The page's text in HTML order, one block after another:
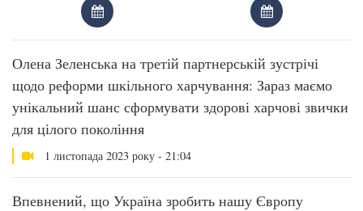
Олена Зеленська на третій партнерській зустрічі
щодо реформи шкільного харчування: Зараз маємо
унікальний шанс сформувати здорові харчові звички
для цілого покоління
1 листопада 2023 року - 21:04
Впевнений, що Україна зробить нашу Європу